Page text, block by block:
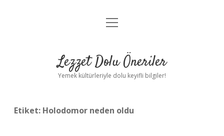
Anasayfa
Yasal Uyarı
menüyü
Lezzet Dolu Öneriler
Yemek kültürleriyle dolu keyifli bilgiler!
Etiket: Holodomor neden oldu